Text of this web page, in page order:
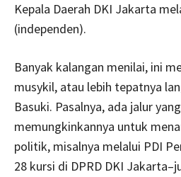
Kepala Daerah DKI Jakarta
(independen).
Banyak kalangan menilai, ini
musykil, atau lebih tepatnya
Basuki. Pasalnya, ada jalur
memungkinkannya untuk
politik, misalnya melalui PDI
28 kursi di DPRD DKI